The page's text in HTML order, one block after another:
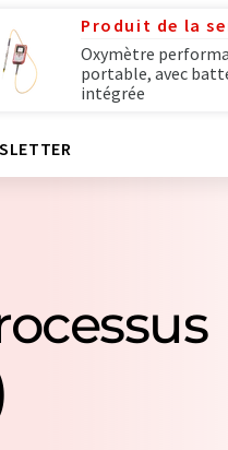
Produit de la
Oxymètre
portable, avec
intégrée